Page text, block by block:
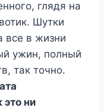
глядя на
Шутки
все в жизни
ужин, полный
так точно.
это ни